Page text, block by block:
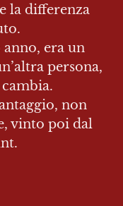
la differenza
era un
persona,
non
vinto poi dal